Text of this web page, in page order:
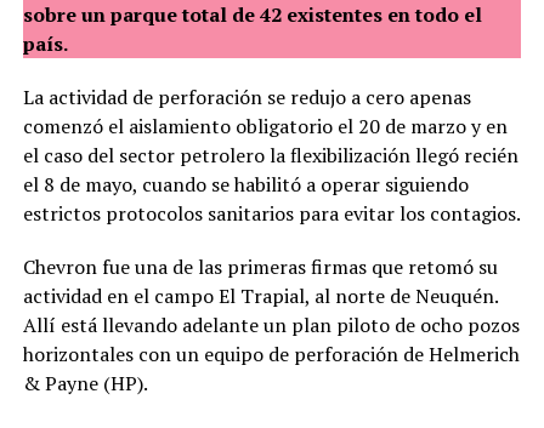
sobre un parque total de 42 existentes en todo el
país.
La actividad de perforación se redujo a cero apenas
comenzó el aislamiento obligatorio el 20 de marzo y en
el caso del sector petrolero la flexibilización llegó recién
el 8 de mayo, cuando se habilitó a operar siguiendo
estrictos protocolos sanitarios para evitar los contagios.
Chevron fue una de las primeras firmas que retomó su
actividad en el campo El Trapial, al norte de Neuquén.
Allí está llevando adelante un plan piloto de ocho pozos
horizontales con un equipo de perforación de Helmerich
& Payne (HP).